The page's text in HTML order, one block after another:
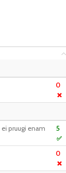
0
❌
pruugi enam
5
✅
0
❌